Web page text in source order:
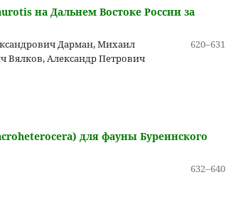
на Дальнем Востоке России за
Дарман, Михаил
Вялков, Александр Петрович
620–631
для фауны Буреинского
632–640